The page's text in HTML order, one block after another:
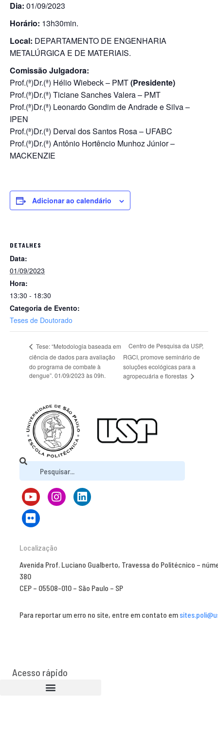
Dia: 01/09/2023
Horário: 13h30min.
Local: DEPARTAMENTO DE ENGENHARIA
METALÚRGICA E DE MATERIAIS.
Comissão Julgadora:
Prof.(ª)Dr.(ª) Hélio Wiebeck – PMT(Presidente)
Prof.(ª)Dr.(ª) Ticiane Sanches Valera – PMT
Prof.(ª)Dr.(ª) Leonardo Gondim de Andrade e Silva –
IPEN
Prof.(ª)Dr.(ª) Derval dos Santos Rosa – UFABC
Prof.(ª)Dr.(ª) Antônio Hortêncio Munhoz Júnior –
MACKENZIE
Adicionar ao calendário
DETALHES
Data:
01/09/2023
Hora:
13:30 - 18:30
Categoria de Evento:
Teses de Doutorado
Tese: “Metodologia baseada em
ciência de dados para avaliação
do programa de combate à
dengue”. 01/09/2023 às 09h.
Centro de Pesquisa da USP,
RGCI, promove seminário de
soluções ecológicas para a
agropecuária e florestas
Localização
Avenida Prof. Luciano Gualberto, Travessa do Politécnico –
380
CEP – 05508-010 – São Paulo – SP
Para reportar um erro no site, entre em contato em
Acesso rápido